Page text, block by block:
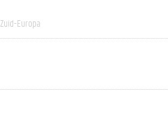
Zuid-Europa